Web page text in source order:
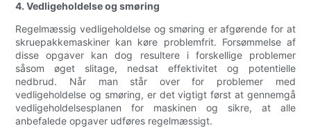
4. Vedligeholdelse og smøring
Regelmæssig vedligeholdelse og smøring er afgørende for at
skruepakkemaskiner kan køre problemfrit. Forsømmelse af
disse opgaver kan dog resultere i forskellige problemer
såsom øget slitage, nedsat effektivitet og potentielle
nedbrud. Når man står over for problemer med
vedligeholdelse og smøring, er det vigtigt først at gennemgå
vedligeholdelsesplanen for maskinen og sikre, at alle
anbefalede opgaver udføres regelmæssigt.